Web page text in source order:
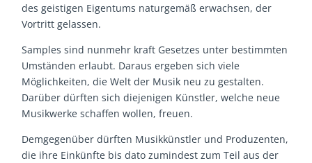
des geistigen Eigentums naturgemäß erwachsen, der
Vortritt gelassen.
Samples sind nunmehr kraft Gesetzes unter bestimmten
Umständen erlaubt. Daraus ergeben sich viele
Möglichkeiten, die Welt der Musik neu zu gestalten.
Darüber dürften sich diejenigen Künstler, welche neue
Musikwerke schaffen wollen, freuen.
Demgegenüber dürften Musikkünstler und Produzenten,
die ihre Einkünfte bis dato zumindest zum Teil aus der